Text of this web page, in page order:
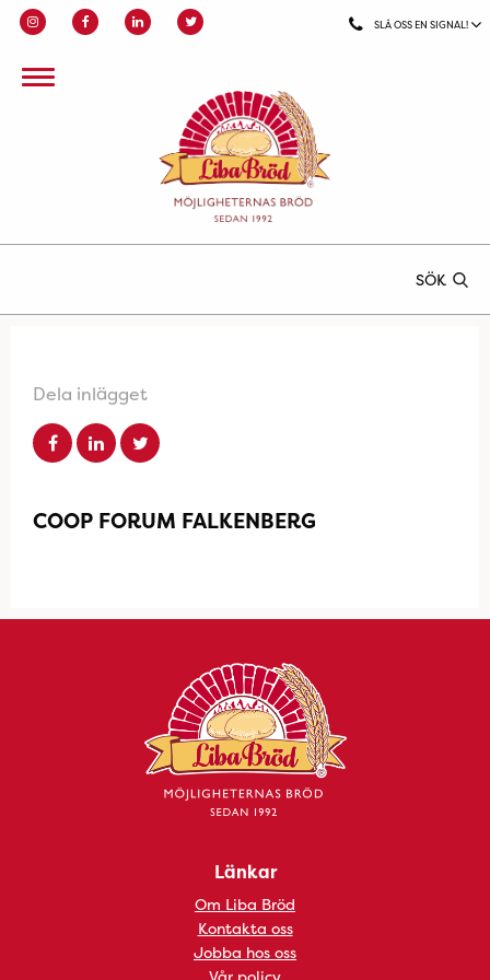
SLÅ OSS EN SIGNAL!
SÖK
Dela inlägget
COOP FORUM FALKENBERG
Länkar
Om Liba Bröd
Kontakta oss
Jobba hos oss